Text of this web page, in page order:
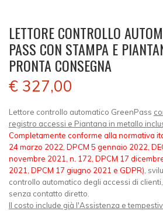
LETTORE CONTROLLO
PASS CON STAMPA E
PRONTA CONSEGNA
€ 327,00
Lettore controllo automatico GreenPass
registro accessi e Piantana in metallo
Completamente conforme alla normativa
24 marzo 2022, DPCM 5 gennaio 2022,
novembre 2021, n. 172, DPCM 17
2021, DPCM 17 giugno 2021 e GDPR) ,
controllo automatico degli accessi di
senza contatto diretto.
Il costo include già l'Assistenza e